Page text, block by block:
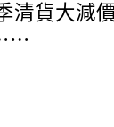
清貨大減